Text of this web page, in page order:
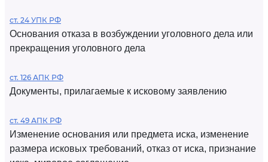
ст. 24 УПК РФ
Основания отказа в возбуждении уголовного дела или
прекращения уголовного дела
ст. 126 АПК РФ
Документы, прилагаемые к исковому заявлению
ст. 49 АПК РФ
Изменение основания или предмета иска, изменение
размера исковых требований, отказ от иска, признание